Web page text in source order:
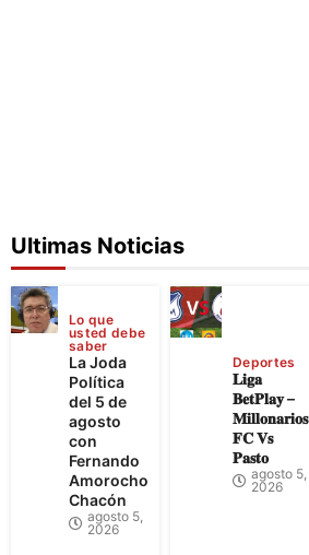
Ultimas Noticias
Lo que
usted debe
saber
La Joda
Política
del 5 de
agosto
con
Fernando
Amorocho
Chacón
agosto 5,
2026
Deportes
𝐋𝐢𝐠𝐚
𝐁𝐞𝐭𝐏𝐥𝐚𝐲 –
𝐌𝐢𝐥𝐥𝐨𝐧𝐚𝐫𝐢𝐨𝐬
𝐅𝐂 𝐕𝐬
𝐏𝐚𝐬𝐭𝐨
agosto 5,
2026